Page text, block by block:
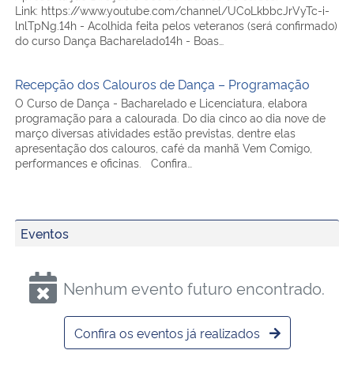
Link: https://www.youtube.com/channel/UCoLkbbcJrVyTc-i-
lnlTpNg.14h - Acolhida feita pelos veteranos (será confirmado)
do curso Dança Bacharelado14h - Boas…
Recepção dos Calouros de Dança – Programação
O Curso de Dança - Bacharelado e Licenciatura, elabora
programação para a calourada. Do dia cinco ao dia nove de
março diversas atividades estão previstas, dentre elas
apresentação dos calouros, café da manhã Vem Comigo,
performances e oficinas. Confira…
Eventos
Nenhum evento futuro encontrado.
Confira os eventos já realizados